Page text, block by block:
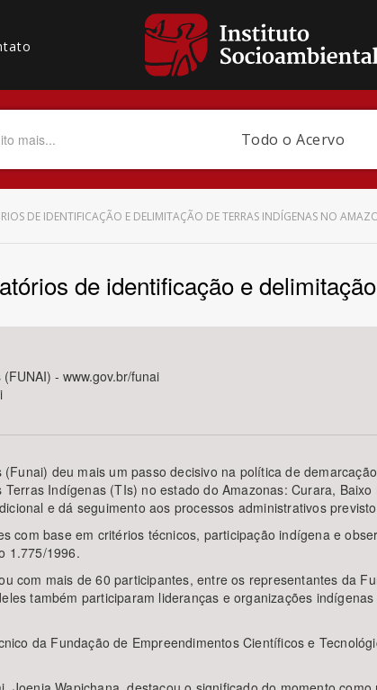
Todo o Acervo
Até
Bioma / Bacia
Área Protegida
DE IDENTIFICAÇÃO E DELIMITAÇÃO DE TERRAS INDÍGENAS NO
de identificação e
- www.gov.br/funai
deu mais um passo decisivo na política de
Indígenas (TIs) no estado do Amazonas: Curara,
e dá seguimento aos processos administrativos
com base em critérios técnicos, participação indígena e
1.775/1996.
com mais de 60 participantes, entre os representantes da
também participaram lideranças e organizações
da Fundação de Empreendimentos Científicos e